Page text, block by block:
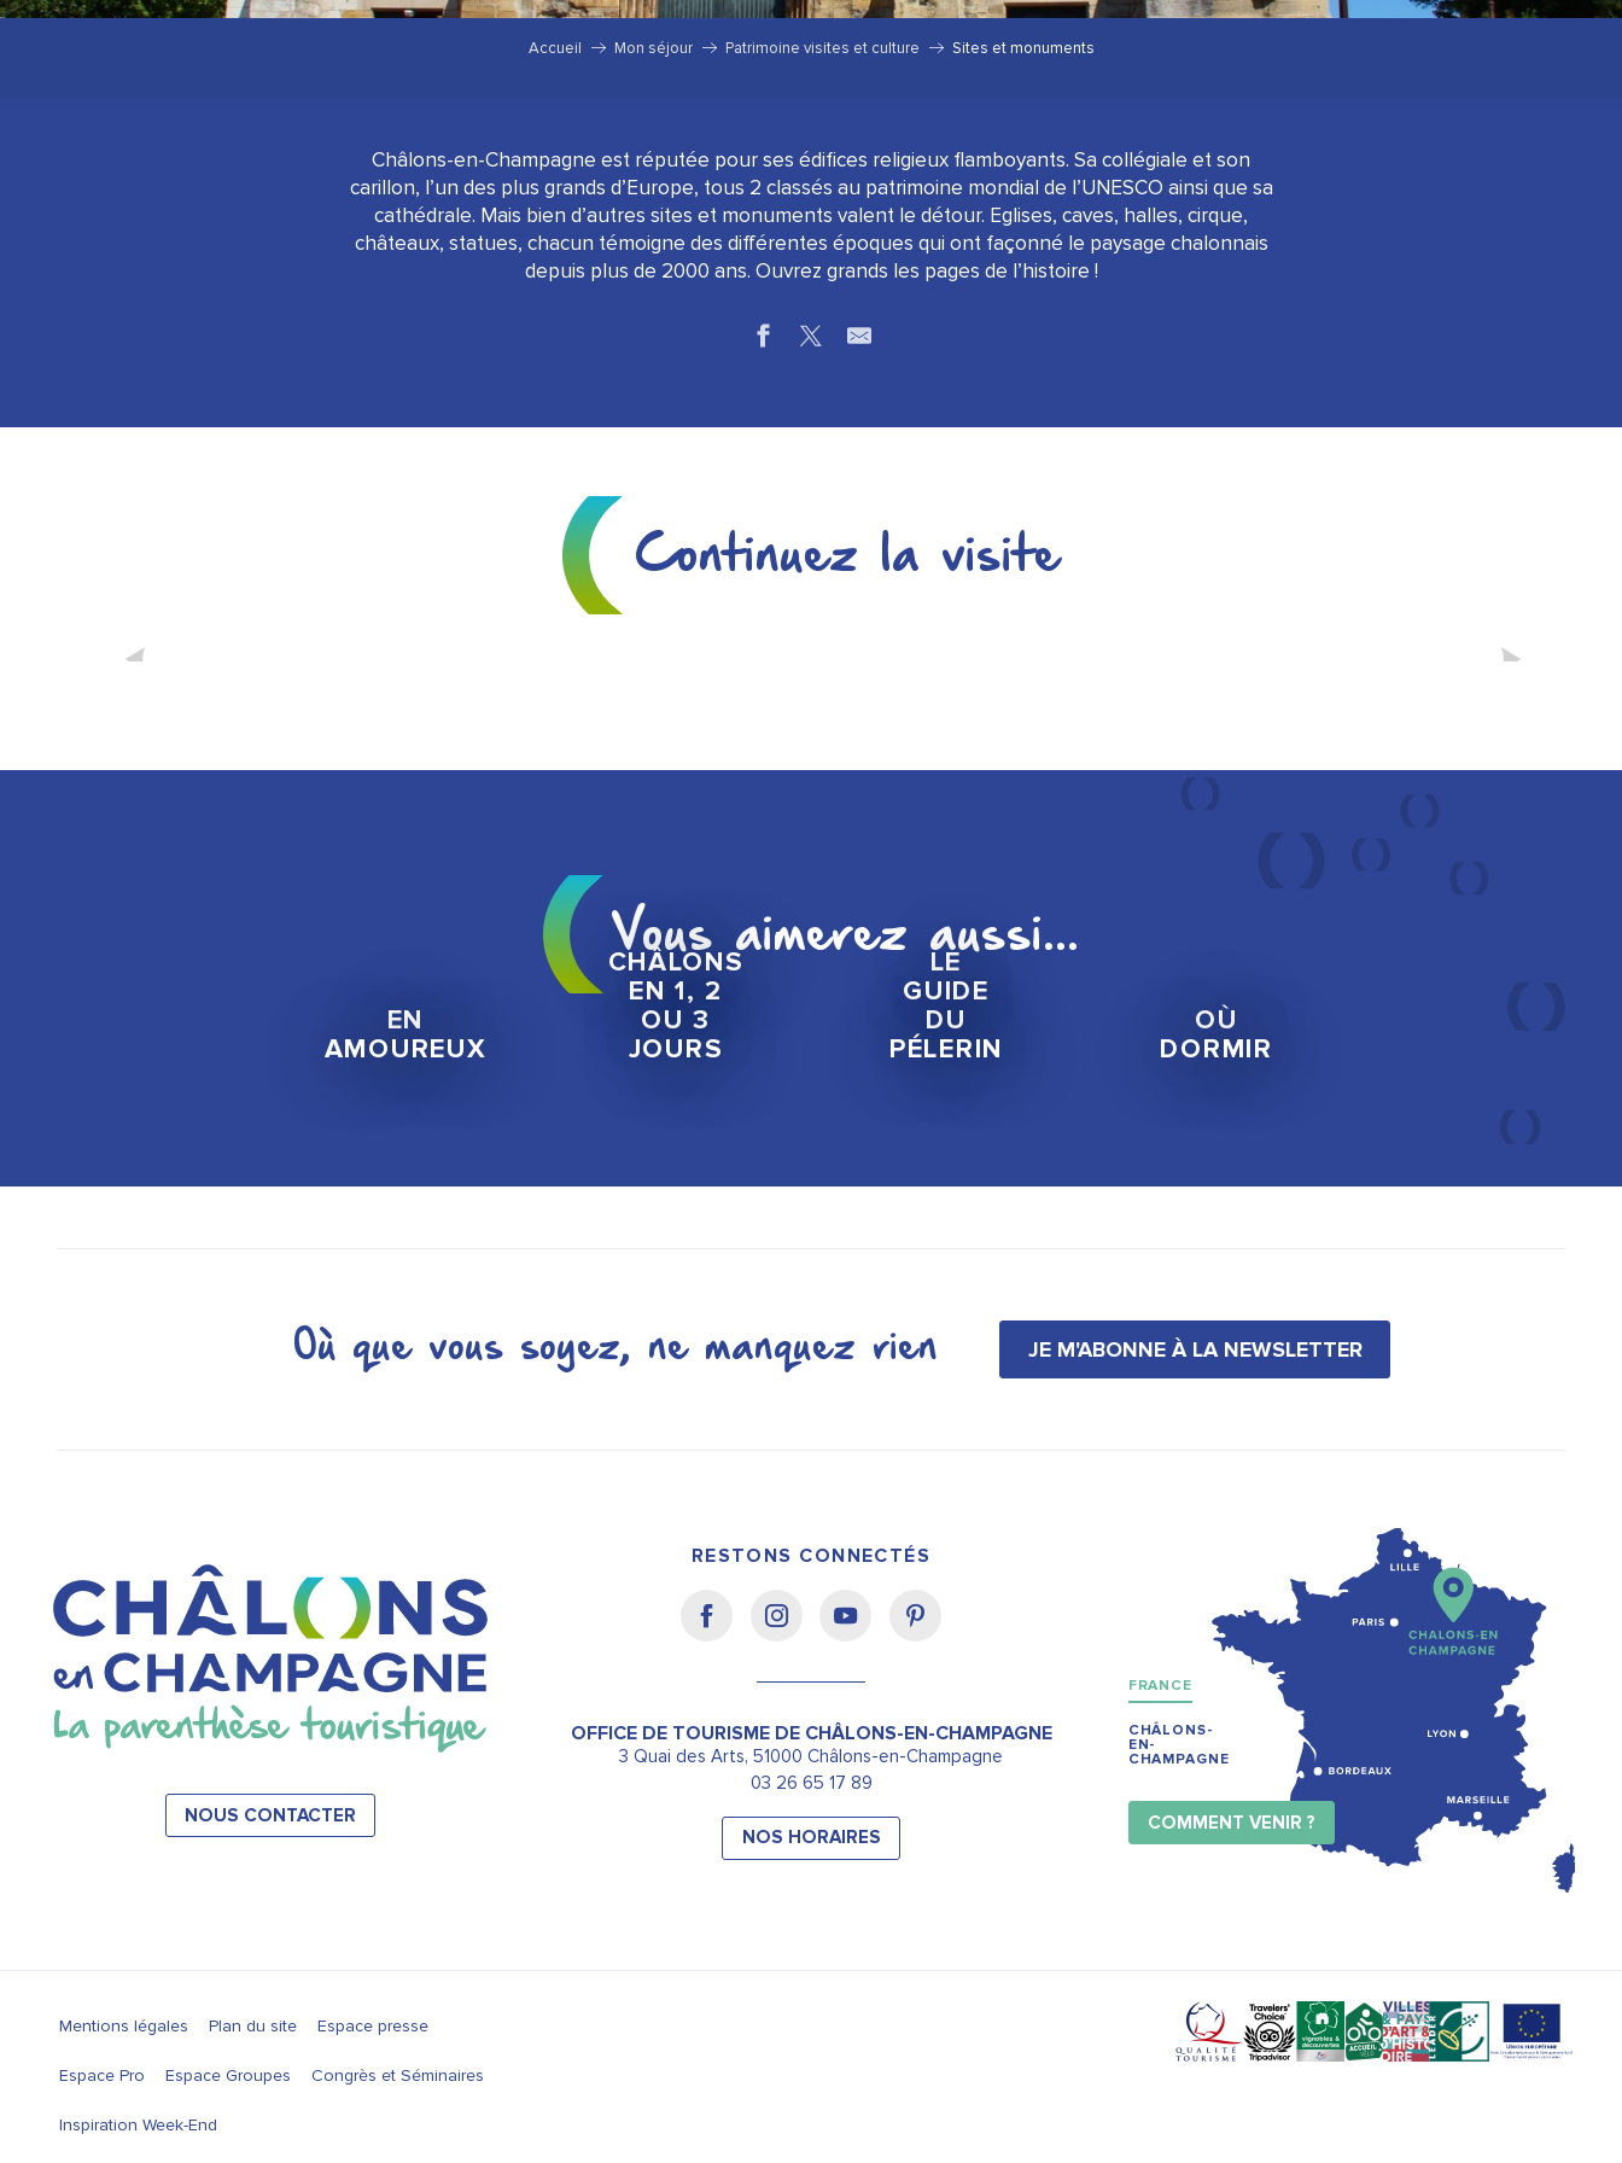
Accueil Mon séjour Patrimoine visites et culture Sites et monuments
Châlons-en-Champagne est réputée pour ses édifices religieux flamboyants. Sa collégiale et son
carillon, l’un des plus grands d’Europe, tous 2 classés au patrimoine mondial de l’UNESCO ainsi que sa
cathédrale. Mais bien d’autres sites et monuments valent le détour. Eglises, caves, halles, cirque,
châteaux, statues, chacun témoigne des différentes époques qui ont façonné le paysage chalonnais
depuis plus de 2000 ans. Ouvrez grands les pages de l’histoire !
Continuez la visite
Vous aimerez aussi...
EN
AMOUREUX
CHÂLONS
EN 1, 2
OU 3
JOURS
LE
GUIDE
DU
PÉLERIN
OÙ
DORMIR
Où que vous soyez, ne manquez rien JE M'ABONNE À LA NEWSLETTER
NOUS CONTACTER
RESTONS CONNECTÉS
OFFICE DE TOURISME DE CHÂLONS-EN-CHAMPAGNE
3 Quai des Arts, 51000 Châlons-en-Champagne
03 26 65 17 89
NOS HORAIRES
FRANCE
CHÂLONS-
EN-
CHAMPAGNE
COMMENT VENIR ?
Mentions légales Plan du site Espace presse
Espace Pro Espace Groupes Congrès et Séminaires
Inspiration Week-End